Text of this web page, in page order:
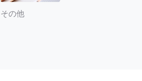
その他